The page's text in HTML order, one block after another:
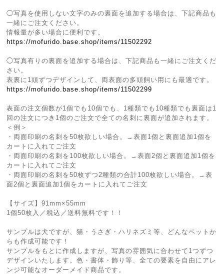
◯写真を使用しない文字のみの裏面を追加する場合は、下記商品も
一緒にご注文ください。
情報量が多い場合に便利です。
https://mofurido.base.shop/items/11502292
◯写真有りの裏面を追加する場合は、下記商品も一緒にご注文くだ
さい。
表裏に1頭ずつデザインして、両表面の多頭飼い用にも最適です。
https://mofurido.base.shop/items/11502299
表面の注文個数が1個でも10個でも、1種類でも10種類でも裏面は1
回の注文につき1個のご注文で全ての名刺に裏面が追加されます。
＜例＞
・両面印刷の名刺を50枚欲しい場合。→表面1個と裏面追加1個を
カートに入れてご注文
・両面印刷の名刺を100枚欲しい場合。→表面2個と裏面追加1個を
カートに入れてご注文
・両面印刷の名刺を50枚ずつ2種類の合計100枚欲しい場合。→表
面2個と裏面追加1個をカートに入れてご注文
【サイズ】91mm×55mm
1個50枚入／税込／送料無料です！！
サンプルは犬ですが、猫・うさぎ・ハリネズミ等、どんなペットか
らも作成可能です！
サンプルをもとに作成しますが、写真の雰囲気に合わせて1つずつ
デザインいたします。色・書体・飾り等、全ての要素を自由にアレ
ンジ可能なオーダーメイド商品です。